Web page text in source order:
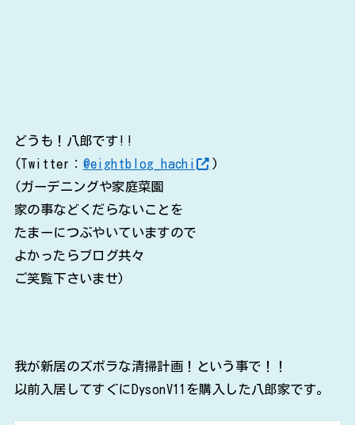
どうも！八郎です!!
(Twitter： @eightblog_hachi
)
(ガーデニングや家庭菜園
家の事などくだらないことを
たまーにつぶやいていますので
よかったらブログ共々
ご笑覧下さいませ)
我が新居のズボラな清掃計画！という事で！！
以前入居してすぐにDysonV11を購入した八郎家です。